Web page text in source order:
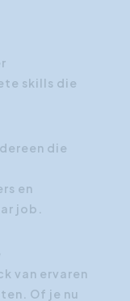
skills die
die
en
job.
van ervaren
Of je nu